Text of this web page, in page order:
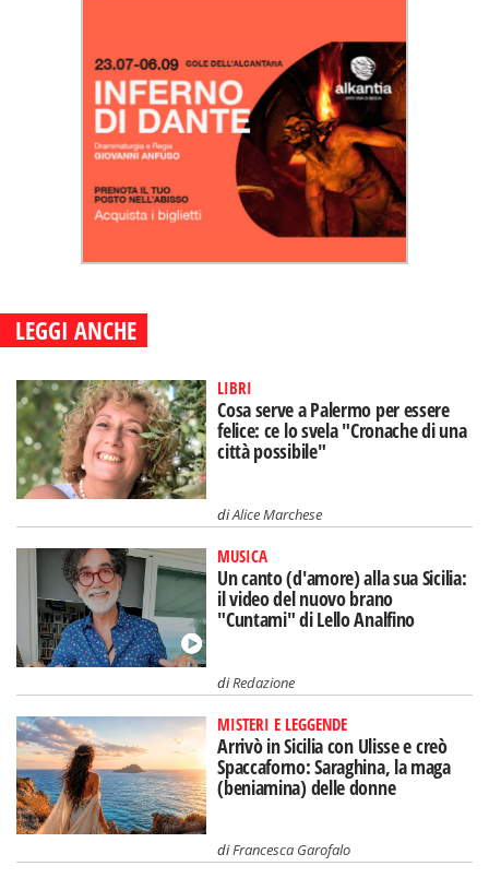
LEGGI ANCHE
LIBRI
Cosa serve a Palermo per essere
felice: ce lo svela "Cronache di una
città possibile"
diAlice Marchese
MUSICA
Un canto (d'amore) alla sua Sicilia:
il video del nuovo brano
"Cuntami" di Lello Analfino
diRedazione
MISTERI E LEGGENDE
Arrivò in Sicilia con Ulisse e creò
Spaccaforno: Saraghina, la maga
(beniamina) delle donne
diFrancesca Garofalo